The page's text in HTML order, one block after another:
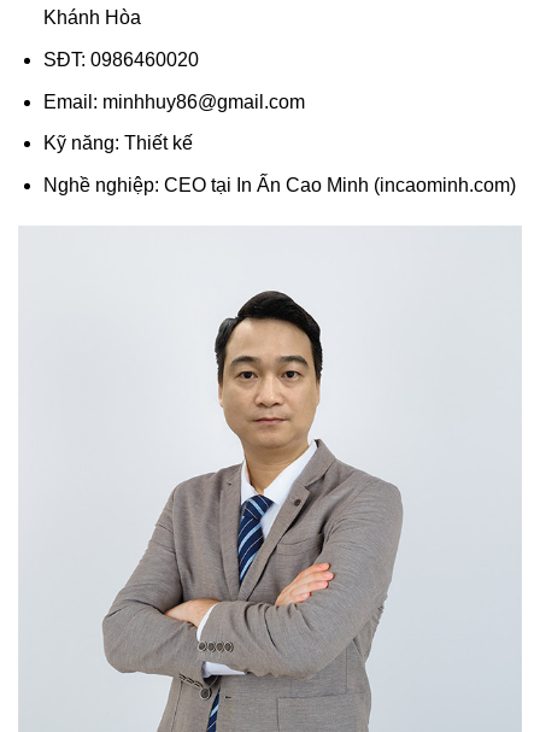
Khánh Hòa
SĐT: 0986460020
Email: minhhuy86@gmail.com
Kỹ năng: Thiết kế
Nghề nghiệp: CEO tại In Ấn Cao Minh (incaominh.com)